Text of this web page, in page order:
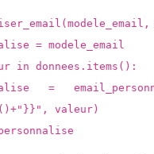
= modele_email
in donnees.items():
=
valeur)